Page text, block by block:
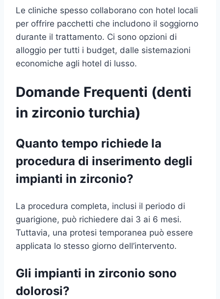
Le cliniche spesso collaborano con hotel locali
per offrire pacchetti che includono il soggiorno
durante il trattamento. Ci sono opzioni di
alloggio per tutti i budget, dalle sistemazioni
economiche agli hotel di lusso.
Domande Frequenti (denti
in zirconio turchia)
Quanto tempo richiede la
procedura di inserimento degli
impianti in zirconio?
La procedura completa, inclusi il periodo di
guarigione, può richiedere dai 3 ai 6 mesi.
Tuttavia, una protesi temporanea può essere
applicata lo stesso giorno dell’intervento.
Gli impianti in zirconio sono
dolorosi?